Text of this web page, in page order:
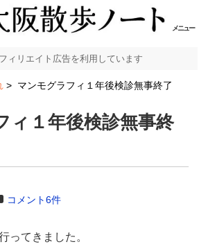
メニュー
ィリエイト広告を利用しています
マンモグラフィ１年後検診無事終了
ィ１年後検診無事終
コメント6件
ってきました。